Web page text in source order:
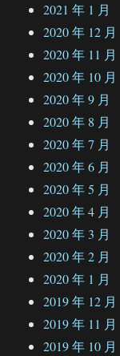
2021 年 1 月
2020 年 12 月
2020 年 11 月
2020 年 10 月
2020 年 9 月
2020 年 8 月
2020 年 7 月
2020 年 6 月
2020 年 5 月
2020 年 4 月
2020 年 3 月
2020 年 2 月
2020 年 1 月
2019 年 12 月
2019 年 11 月
2019 年 10 月